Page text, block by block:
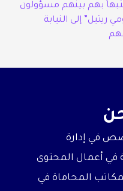
المالية: إحالة 17 مشتبهاً بهم بينهم مسؤولون
إلى النيابة
في إدارة
في أعمال المحتوى
لمكاتب المحاماة في